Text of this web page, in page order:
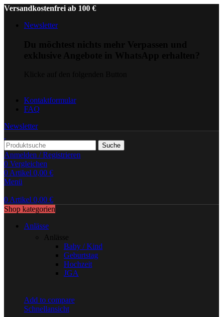
Versandkostenfrei ab 100 €
Newsletter
Kontaktformular
FAQ
Newsletter
Suche
Anmelden / Registrieren
0 Vergleichen
0Artikel 0,00 €
Menü
0Artikel 0,00 €
Shop kategorien
Anlässe
Anlässe
Baby / Kind
Geburtstag
Hochzeit
JGA
Add to compare
Schnellansicht